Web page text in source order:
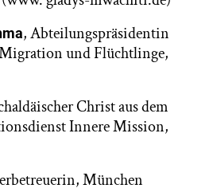
, Abteilungspräsidentin
und Flüchtlinge,
Christ aus dem
Innere Mission,
München